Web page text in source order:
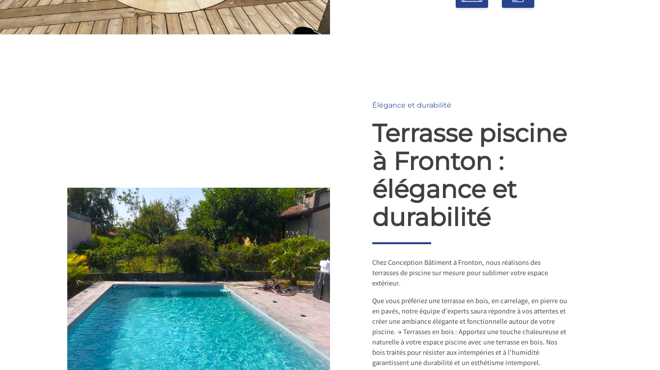
Élégance et durabilité
Terrasse piscine
à Fronton :
élégance et
durabilité
Chez Conception Bâtiment à Fronton, nous réalisons des
terrasses de piscine sur mesure pour sublimer votre espace
extérieur.
Que vous préfériez une terrasse en bois, en carrelage, en pierre ou
en pavés, notre équipe d’experts saura répondre à vos attentes et
créer une ambiance élégante et fonctionnelle autour de votre
piscine. → Terrasses en bois : Apportez une touche chaleureuse et
naturelle à votre espace piscine avec une terrasse en bois. Nos
bois traités pour résister aux intempéries et à l’humidité
garantissent une durabilité et un esthétisme intemporel.